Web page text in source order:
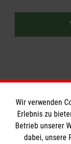
Wir verwenden
Erlebnis zu
Betrieb unserer
dabei, unsere